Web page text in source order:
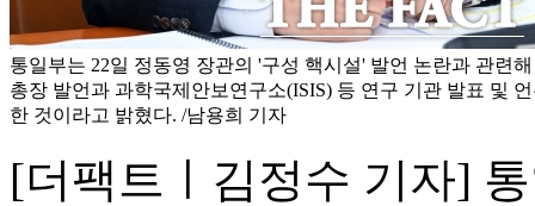
통일부는 22일 정동영 장관의 '구성 핵시설' 발언 논란과 관련
총장 발언과 과학국제안보연구소(ISIS) 등 연구 기관 발표 및
한 것이라고 밝혔다. /남용희 기자
[더팩트ㅣ김정수 기자]